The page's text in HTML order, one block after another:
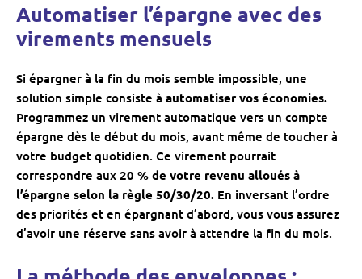
Automatiser l’épargne avec des
virements mensuels
Si épargner à la fin du mois semble impossible, une
solution simple consiste à automatiser vos économies.
Programmez un virement automatique vers un compte
épargne dès le début du mois, avant même de toucher à
votre budget quotidien. Ce virement pourrait
correspondre aux 20 % de votre revenu alloués à
l’épargne selon la règle 50/30/20. En inversant l’ordre
des priorités et en épargnant d’abord, vous vous assurez
d’avoir une réserve sans avoir à attendre la fin du mois.